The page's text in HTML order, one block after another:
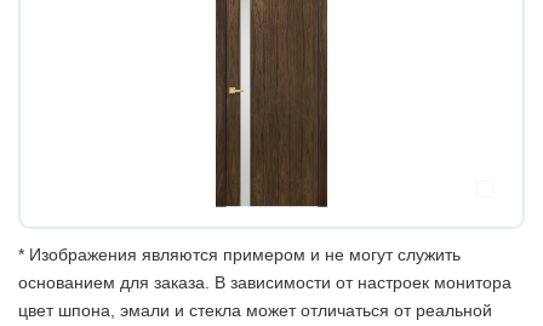
* Изображения являются примером и не могут служить
основанием для заказа. В зависимости от настроек монитора
цвет шпона, эмали и стекла может отличаться от реальной